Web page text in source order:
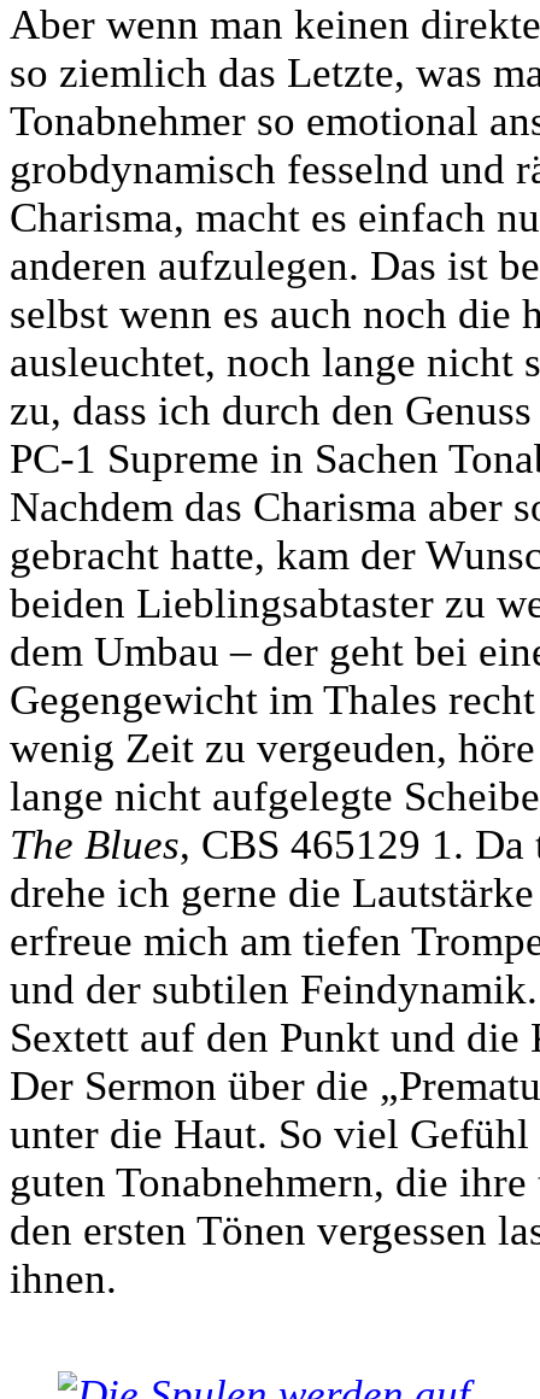
Aber wenn man keinen
so ziemlich das Letzte, was
Tonabnehmer so emotional
grobdynamisch fesselnd und
Charisma, macht es einfach
anderen aufzulegen. Das ist
selbst wenn es auch noch
ausleuchtet, noch lange nicht
zu, dass ich durch den
PC-1 Supreme in Sachen
Nachdem das Charisma aber
gebracht hatte, kam der
beiden Lieblingsabtaster zu
dem Umbau – der geht bei
Gegengewicht im Thales
wenig Zeit zu vergeuden,
lange nicht aufgelegte
The Blues, CBS 465129 1.
drehe ich gerne die
erfreue mich am tiefen
und der subtilen
Sextett auf den Punkt und
Der Sermon über die
unter die Haut. So viel
guten Tonabnehmern, die
den ersten Tönen vergessen
ihnen.